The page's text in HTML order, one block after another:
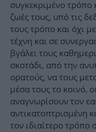
συγκεκριμένο τρόπο
ζωές τους, υπό τις
τους τρόπο και όχι
τέχνη και σε
βγάλει τους
σκοτάδι, από την
ορατούς, να τους
μέσα τους το κοινό,
αναγνωρίσουν τον
αντικατοπτρισμένη
τον ιδιαίτερο τρόπο